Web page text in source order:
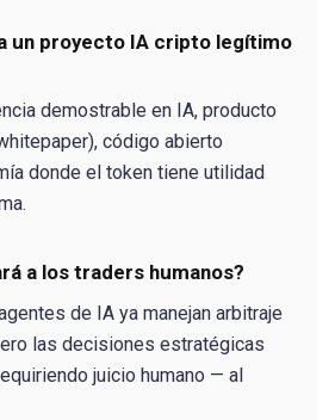
un proyecto IA cripto legítimo
demostrable en IA, producto
código abierto
donde el token tiene utilidad
a los traders humanos?
de IA ya manejan arbitraje
las decisiones estratégicas
juicio humano — al